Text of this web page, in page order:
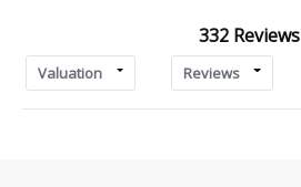
332 Reviews
Valuation Reviews